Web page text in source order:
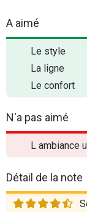
A aimé
Le style
La ligne
Le confort
N'a pas aimé
L ambiance
Détail de la note